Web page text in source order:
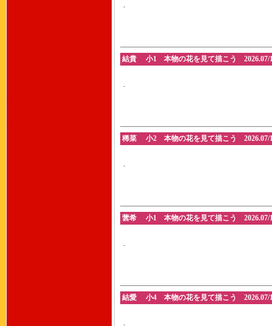
.
結貴 小1 本物の花を見て描こう 2026.07/
.
稀菜 小2 本物の花を見て描こう 2026.07/
.
蕓希 小1 本物の花を見て描こう 2026.07/
.
結愛 小4 本物の花を見て描こう 2026.07/
.